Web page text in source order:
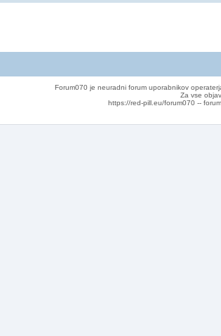
Forum070 je neuradni forum uporabnikov
Za vse
https://red-pill.eu/forum070 --